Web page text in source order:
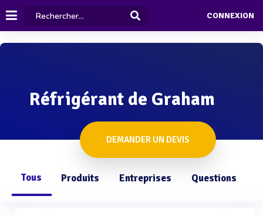
CONNEXION
Réfrigérant de Graham
DEMANDER UN DEVIS
Tous Produits Entreprises Questions